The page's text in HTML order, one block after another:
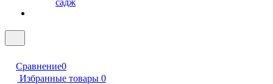
садж
Сравнение0
Избранные товары 0